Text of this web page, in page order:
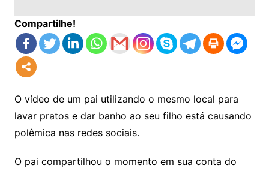
Compartilhe!
O vídeo de um pai utilizando o mesmo local para
lavar pratos e dar banho ao seu filho está causando
polêmica nas redes sociais.
O pai compartilhou o momento em sua conta do